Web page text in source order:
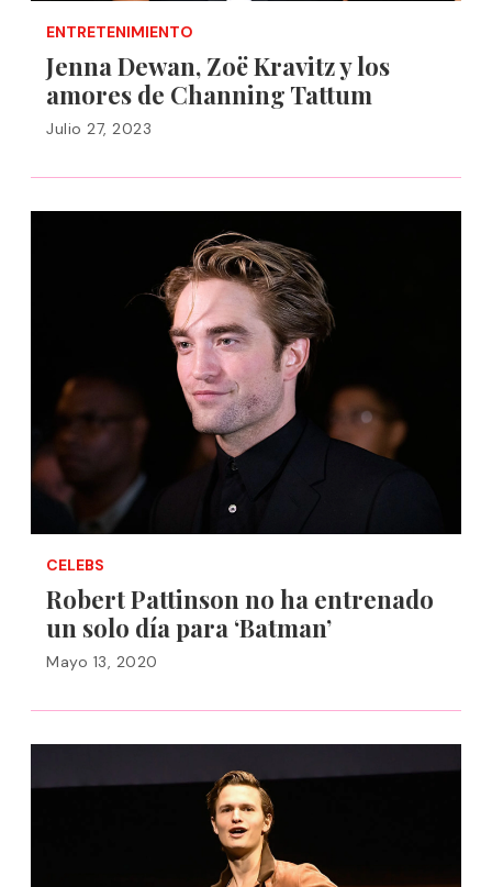
ENTRETENIMIENTO
Jenna Dewan, Zoë Kravitz y los
amores de Channing Tattum
Julio 27, 2023
CELEBS
Robert Pattinson no ha entrenado
un solo día para ‘Batman’
Mayo 13, 2020